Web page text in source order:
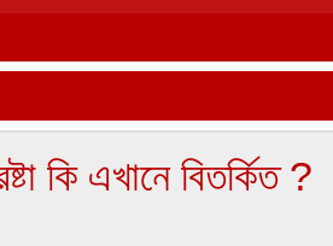
কি এখানে বিতর্কিত ?